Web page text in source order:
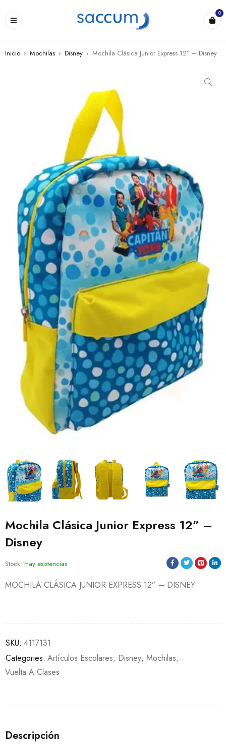
0
Inicio › Mochilas › Disney › Mochila Clásica Junior Express 12” – Disney
Mochila Clásica Junior Express 12” –
Disney
Stock: Hay existencias
MOCHILA CLÁSICA JUNIOR EXPRESS 12” – DISNEY
SKU: 4117131
Categories: Artículos Escolares, Disney, Mochilas,
Vuelta A Clases
Descripción